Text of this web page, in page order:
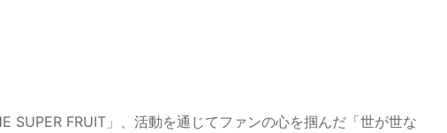
SUPER FRUIT」、活動を通じてファンの心を掴んだ「世が世な